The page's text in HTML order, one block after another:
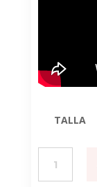
TALLA
Beach